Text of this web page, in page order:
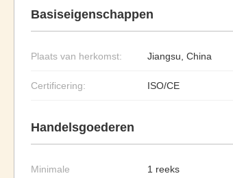
Basiseigenschappen
Plaats van herkomst: Jiangsu, China
Certificering: ISO/CE
Handelsgoederen
Minimale
1 reeks